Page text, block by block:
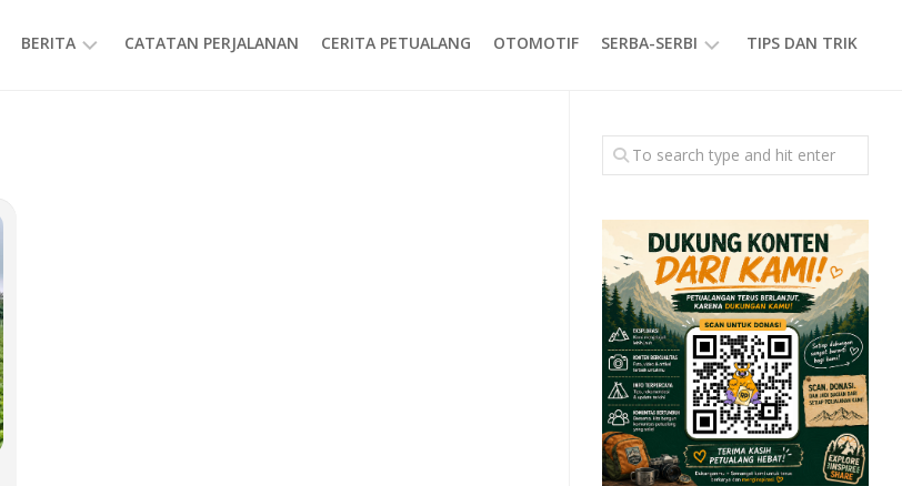
BERITA CATATAN PERJALANAN CERITA PETUALANG OTOMOTIF SERBA-SERBI
GAYA
HIDUP
TIPS DAN TRIK